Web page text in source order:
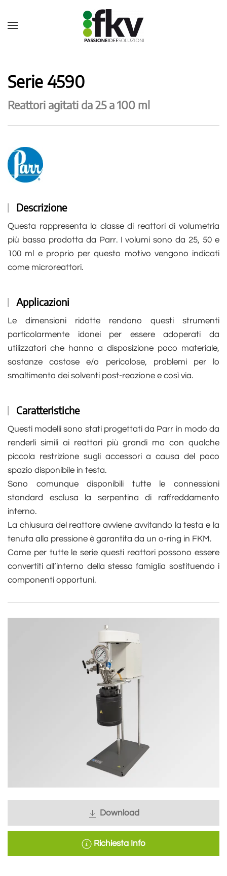
Serie 4590
Reattori agitati da 25 a 100 ml
Descrizione
Questa rappresenta la classe di reattori di volumetria
più bassa prodotta da Parr. I volumi sono da 25, 50 e
100 ml e proprio per questo motivo vengono indicati
come microreattori.
Applicazioni
Le dimensioni ridotte rendono questi strumenti
particolarmente idonei per essere adoperati da
utilizzatori che hanno a disposizione poco materiale,
sostanze costose e/o pericolose, problemi per lo
smaltimento dei solventi post-reazione e così via.
Caratteristiche
Questi modelli sono stati progettati da Parr in modo da
renderli simili ai reattori più grandi ma con qualche
piccola restrizione sugli accessori a causa del poco
spazio disponibile in testa.
Sono comunque disponibili tutte le connessioni
standard esclusa la serpentina di raffreddamento
interno.
La chiusura del reattore avviene avvitando la testa e la
tenuta alla pressione è garantita da un o-ring in FKM.
Come per tutte le serie questi reattori possono essere
convertiti all’interno della stessa famiglia sostituendo i
componenti opportuni.
Download
Richiesta Info